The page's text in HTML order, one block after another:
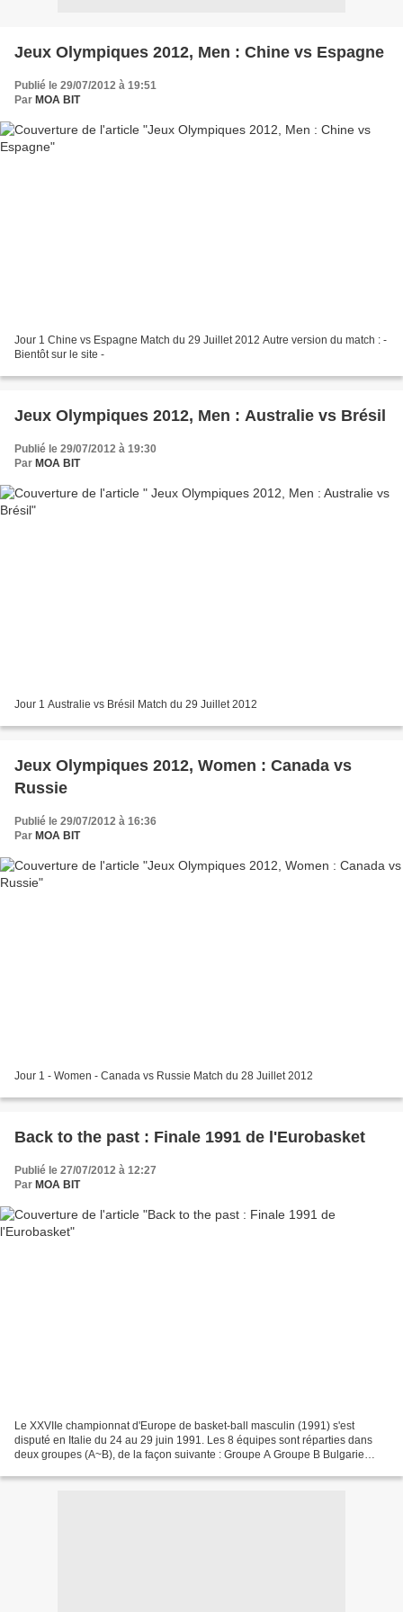
Jeux Olympiques 2012, Men : Chine vs Espagne
Publié le 29/07/2012 à 19:51
Par MOA BIT
Jour 1 Chine vs Espagne Match du 29 Juillet 2012 Autre version du match : -
Bientôt sur le site -
Jeux Olympiques 2012, Men : Australie vs Brésil
Publié le 29/07/2012 à 19:30
Par MOA BIT
Jour 1 Australie vs Brésil Match du 29 Juillet 2012
Jeux Olympiques 2012, Women : Canada vs
Russie
Publié le 29/07/2012 à 16:36
Par MOA BIT
Jour 1 - Women - Canada vs Russie Match du 28 Juillet 2012
Back to the past : Finale 1991 de l'Eurobasket
Publié le 27/07/2012 à 12:27
Par MOA BIT
Le XXVIIe championnat d'Europe de basket-ball masculin (1991) s'est
disputé en Italie du 24 au 29 juin 1991. Les 8 équipes sont réparties dans
deux groupes (A~B), de la façon suivante : Groupe A Groupe B Bulgarie